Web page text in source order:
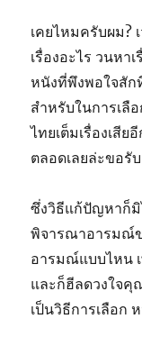
เคยไหมครับผม?
เรื่องอะไร วนหา
หนังที่พึงพอใจสักที
สำหรับในการเลื
ไทยเต็มเรื่องเสี
ตลอดเลยล่ะขอรับ
ซึ่งวิธีแก้ปัญหาก็มิ
พิจารณาอารมณ์ข
อารมณ์แบบไหน
และก็ฮีลดวงใจ
เป็นวิธีการเลือก